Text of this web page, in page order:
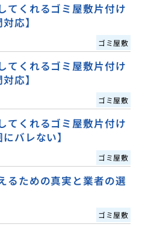
てくれるゴミ屋敷片付け
応】
ゴミ屋敷
てくれるゴミ屋敷片付け
応】
ゴミ屋敷
てくれるゴミ屋敷片付け
バレない】
ゴミ屋敷
るための真実と業者の選
ゴミ屋敷